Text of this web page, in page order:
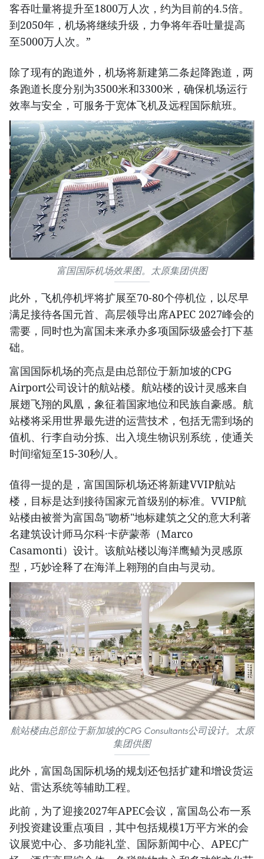
客吞吐量将提升至1800万人次，约为目前的4.5倍。
到2050年，机场将继续升级，力争将年吞吐量提高
至5000万人次。”
除了现有的跑道外，机场将新建第二条起降跑道，两
条跑道长度分别为3500米和3300米，确保机场运行
效率与安全，可服务于宽体飞机及远程国际航班。
富国国际机场效果图。太原集团供图
此外，飞机停机坪将扩展至70-80个停机位，以尽早
满足接待各国元首、高层领导出席APEC 2027峰会的
需要，同时也为富国未来承办多项国际级盛会打下基
础。
富国国际机场的亮点是由总部位于新加坡的CPG
Airport公司设计的航站楼。航站楼的设计灵感来自
展翅飞翔的凤凰，象征着国家地位和民族自豪感。航
站楼将采用世界最先进的运营技术，包括无需到场的
值机、行李自动分拣、出入境生物识别系统，使通关
时间缩短至15-30秒/人。
值得一提的是，富国国际机场还将新建VVIP航站
楼，目标是达到接待国家元首级别的标准。VVIP航
站楼由被誉为富国岛"吻桥"地标建筑之父的意大利著
名建筑设计师马尔科·卡萨蒙蒂（Marco
Casamonti）设计。该航站楼以海洋鹰鲼为灵感原
型，巧妙诠释了在海洋上翱翔的自由与灵动。
航站楼由总部位于新加坡的CPG Consultants公司设计。太原
集团供图
此外，富国岛国际机场的规划还包括扩建和增设货运
站、雷达系统等辅助工程。
此前，为了迎接2027年APEC会议，富国岛公布一系
列投资建设重点项目，其中包括规模1万平方米的会
议展览中心、多功能礼堂、国际新闻中心、APEC广